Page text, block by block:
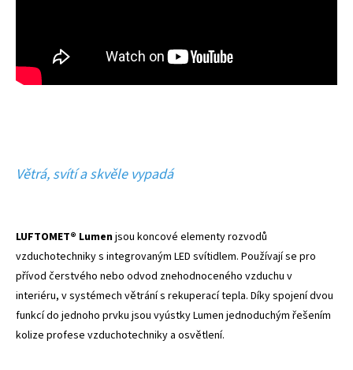
Větrá, svítí a skvěle vypadá
LUFTOMET® Lumenjsou koncové elementy rozvodů
vzduchotechniky s integrovaným LED svítidlem. Používají se pro
přívod čerstvého nebo odvod znehodnoceného vzduchu v
interiéru, v systémech větrání s rekuperací tepla. Díky spojení dvou
funkcí do jednoho prvku jsou vyústky Lumen jednoduchým řešením
kolize profese vzduchotechniky a osvětlení.